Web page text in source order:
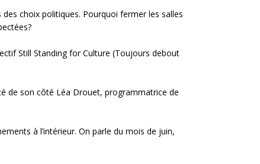
choix politiques. Pourquoi fermer les salles
Still Standing for Culture (Toujours debout
de son côté Léa Drouet, programmatrice de
à l’intérieur. On parle du mois de juin,